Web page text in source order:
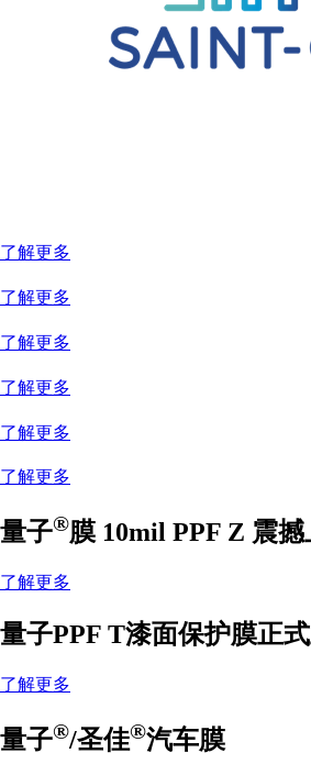
了解更多
了解更多
了解更多
了解更多
了解更多
了解更多
量子®膜 10mil PPF Z 震撼
了解更多
量子PPF T漆面保护膜正式
了解更多
量子®/圣佳®汽车膜